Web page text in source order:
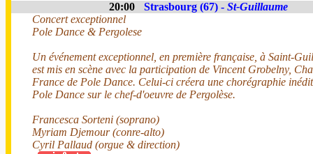
20:00 Strasbourg (67) - St-Guillaume
Concert exceptionnel
Pole Dance & Pergolese
Un événement exceptionnel, en première française, à Saint-
est mis en scène avec la participation de Vincent Grobelny,
France de Pole Dance. Celui-ci créera une chorégraphie
Pole Dance sur le chef-d'oeuvre de Pergolèse.
Francesca Sorteni (soprano)
Myriam Djemour (conre-alto)
Cyril Pallaud (orgue & direction)